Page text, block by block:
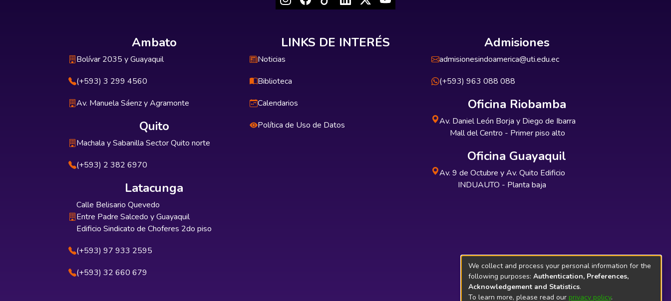
Ambato
Bolívar 2035 y Guayaquil
(+593) 3 299 4560
Av. Manuela Sáenz y Agramonte
Quito
Machala y Sabanilla Sector Quito norte
(+593) 2 382 6970
Latacunga
Calle Belisario Quevedo
Entre Padre Salcedo y Guayaquil
Edificio Sindicato de Choferes 2do piso
(+593) 97 933 2595
(+593) 32 660 679
LINKS DE INTERÉS
Noticias
Biblioteca
Calendarios
Política de Uso de Datos
Admisiones
admisionesindoamerica@uti.edu.ec
(+593) 963 088 088
Oficina Riobamba
Av. Daniel León Borja y Diego de Ibarra
Mall del Centro - Primer piso alto
Oficina Guayaquil
Av. 9 de Octubre y Av. Quito Edificio
INDUAUTO - Planta baja
We collect and process your personal information for the
following purposes: Authentication, Preferences,
Acknowledgement and Statistics.
To learn more, please read our privacy policy.